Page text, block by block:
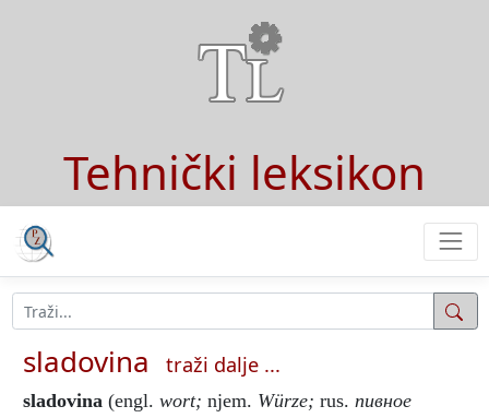
Tehnički leksikon
sladovina traži dalje ...
sladovina (engl. wort; njem. Würze; rus. пивное